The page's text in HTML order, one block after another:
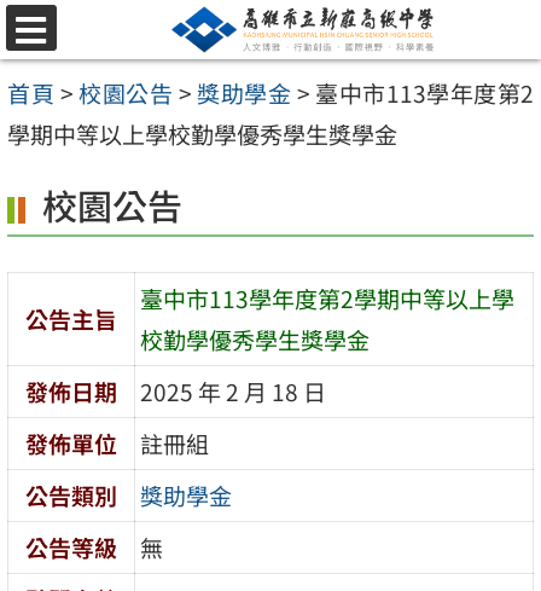
跳
至
主
要
容
區
選
單
首頁 >校園公告 > 獎助學金> 臺中市113學年度第2
學期中等以上學校勤學優秀學生獎學金
校園公告
公告主旨
臺中市113學年度第2學期中等以上學
校勤學優秀學生獎學金
發佈日期
2025 年 2 月 18 日
發佈單位
註冊組
公告類別
獎助學金
公告等級
無